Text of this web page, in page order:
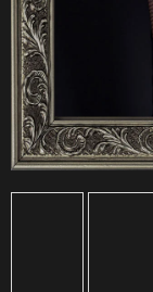
D
O
P
O
R
U
Č
U
J
E